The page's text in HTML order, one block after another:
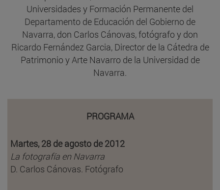
Universidades y Formación Permanente del
Departamento de Educación del Gobierno de
Navarra, don Carlos Cánovas, fotógrafo y don
Ricardo Fernández Garcia, Director de la Cátedra de
Patrimonio y Arte Navarro de la Universidad de
Navarra.
PROGRAMA
Martes, 28 de agosto de 2012
La fotografía en Navarra
D. Carlos Cánovas. Fotógrafo